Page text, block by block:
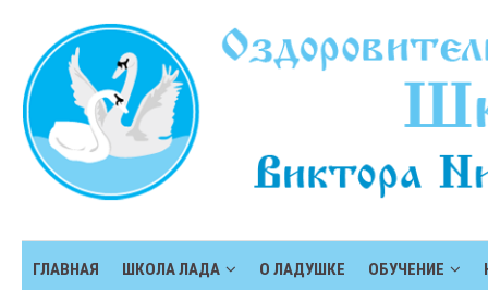
ГЛАВНАЯ ШКОЛА ЛАДА О ЛАДУШКЕ ОБУЧЕНИЕ